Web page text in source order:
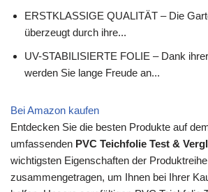
ERSTKLASSIGE QUALITÄT – Die
überzeugt durch ihre...
UV-STABILISIERTE FOLIE – Dank
werden Sie lange Freude an...
Bei Amazon kaufen
Entdecken Sie die besten Produkte auf
umfassenden PVC Teichfolie Test &
wichtigsten Eigenschaften der
zusammengetragen, um Ihnen bei Ihrer